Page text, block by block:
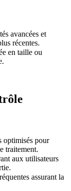
avancées et
récentes.
en taille ou
optimisés pour
traitement.
aux utilisateurs
assurant la